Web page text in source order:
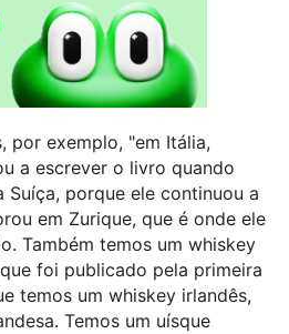
por exemplo, "em Itália,
a escrever o livro quando
Suíça, porque ele continuou a
em Zurique, que é onde ele
Também temos um whiskey
foi publicado pela primeira
temos um whiskey irlandês,
Temos um uísque